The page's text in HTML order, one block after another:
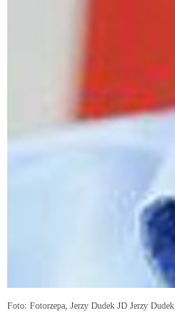
Foto: Fotorzepa, Jerzy Dudek JD Jerzy Dudek